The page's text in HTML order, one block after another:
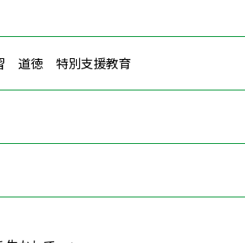
道徳 特別支援教育